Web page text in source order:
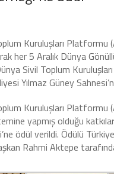
Kuruluşları Platformu
her 5 Aralık Dünya
Sivil Toplum
Yılmaz Güney
Kuruluşları Platformu
yapmış olduğu
ödül verildi. Ödülü
Rahmi Aktepe